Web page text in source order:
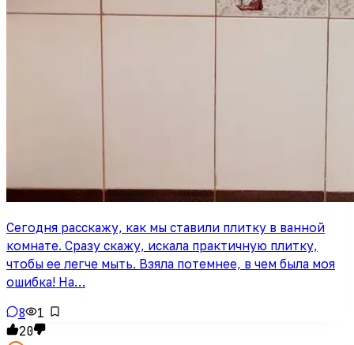
Сегодня расскажу, как мы ставили плитку в ванной
комнате. Сразу скажу, искала практичную плитку,
чтобы ее легче мыть. Взяла потемнее, в чем была моя
ошибка! На…
8
1
20